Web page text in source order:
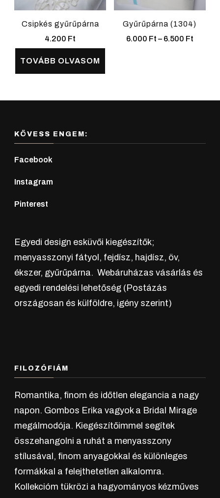
van.
A
változatok
a
termékoldalon
Csipkés gyűrűpárna
4.200 Ft
TOVÁBB OLVASOM
Gyűrűpárna (1304)
6.000 Ft – 6.500 Ft
több
A
KÖVESS ENGEM:
Facebook
Instagram
Pinterest
Egyedi design esküvői kiegészítők;
menyasszonyi fátyol, fejdísz, hajdísz, öv,
ékszer, gyűrűpárna. Webáruházas vásárlás és
egyedi rendelési lehetőség (Postázás
országosan és külföldre, igény szerint)
FILOZÓFIÁM
Romantika, finom és időtlen elegancia a nagy
napon. Gombos Erika vagyok a Bridal Mirage
megálmodója. Kiegészítőimmel segítek
összehangolni a ruhát a menyasszony
stílusával, finom anyagokkal és különleges
formákkal a felejthetetlen alkalomra.
Kollekcióm tükrözi a hagyományos kézműves